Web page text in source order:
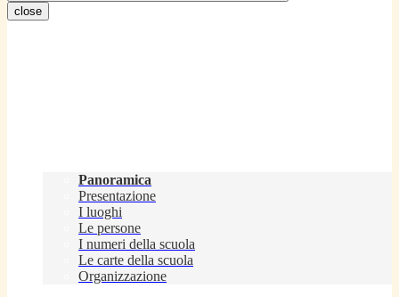
close
Panoramica
Presentazione
I luoghi
Le persone
I numeri della scuola
Le carte della scuola
Organizzazione